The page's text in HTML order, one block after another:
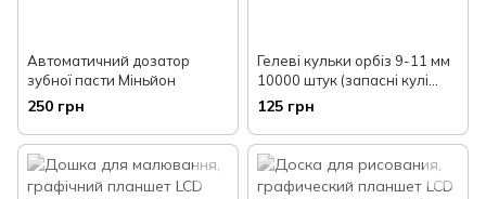
Автоматичний дозатор
зубної пасти Міньйон
250 грн
Гелеві кульки орбіз 9-11 мм
10000 штук (запасні кулі
гідрогель для іграшок,
автомата, пістолета)
125 грн